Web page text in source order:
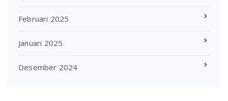
Februari 2025
Januari 2025
Desember 2024